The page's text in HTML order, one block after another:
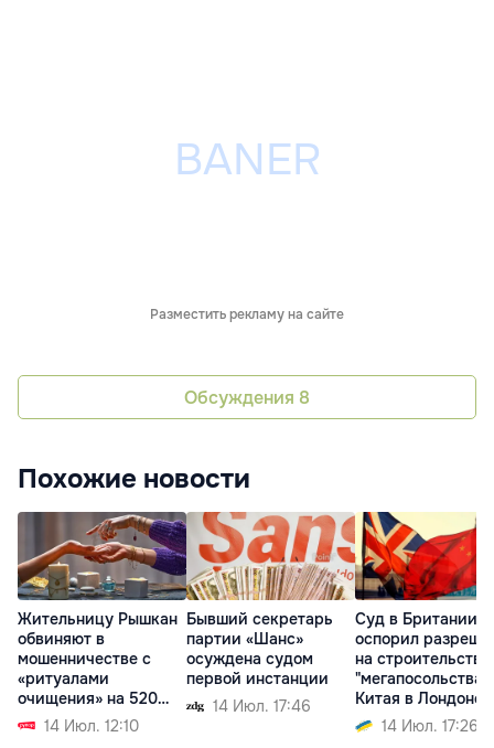
Разместить рекламу на сайте
Обсуждения 8
Похожие новости
Жительницу Рышкан
обвиняют в
мошенничестве с
«ритуалами
очищения» на 520
тысяч леев
14 Июл. 12:10
Бывший секретарь
партии «Шанс»
осуждена судом
первой инстанции
14 Июл. 17:46
Суд в Британии
оспорил
на строительство
"мегапосольства"
Китая в Лондоне
14 Июл. 17:26